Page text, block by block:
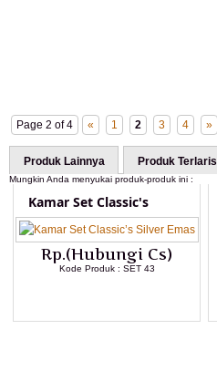
Page 2 of 4 « 1 2 3 4 »
Produk Lainnya Produk Terlaris
Mungkin Anda menyukai produk-produk ini :
Kamar Set Classic's
Rp.(Hubungi Cs)
Kode Produk : SET 43